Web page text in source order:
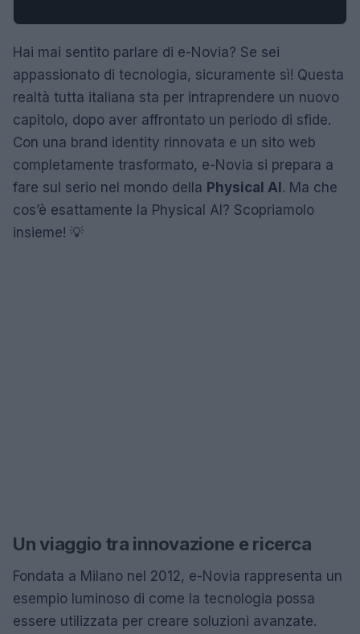
Hai mai sentito parlare di e-Novia? Se sei
appassionato di tecnologia, sicuramente sì! Questa
realtà tutta italiana sta per intraprendere un nuovo
capitolo, dopo aver affrontato un periodo di sfide.
Con una brand identity rinnovata e un sito web
completamente trasformato, e-Novia si prepara a
fare sul serio nel mondo della Physical AI. Ma che
cos’è esattamente la Physical AI? Scopriamolo
insieme! 💡
Un viaggio tra innovazione e ricerca
Fondata a Milano nel 2012, e-Novia rappresenta un
esempio luminoso di come la tecnologia possa
essere utilizzata per creare soluzioni avanzate.